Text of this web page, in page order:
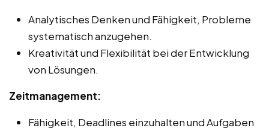
Analytisches Denken und Fähigkeit, Probleme
systematisch anzugehen.
Kreativität und Flexibilität bei der Entwicklung
von Lösungen.
Zeitmanagement:
Fähigkeit, Deadlines einzuhalten und Aufgaben